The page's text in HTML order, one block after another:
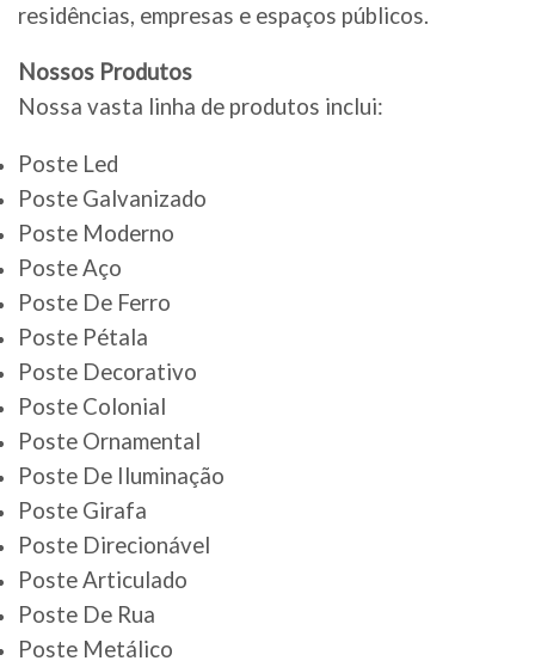
residências, empresas e espaços públicos.
Nossos Produtos
Nossa vasta linha de produtos inclui:
Poste Led
Poste Galvanizado
Poste Moderno
Poste Aço
Poste De Ferro
Poste Pétala
Poste Decorativo
Poste Colonial
Poste Ornamental
Poste De Iluminação
Poste Girafa
Poste Direcionável
Poste Articulado
Poste De Rua
Poste Metálico